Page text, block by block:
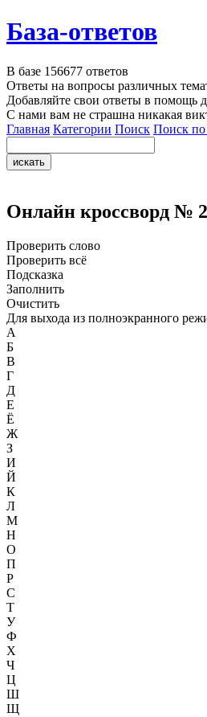
База-ответов
В базе 156677 ответов
Ответы на вопросы различных
Добавляйте свои ответы в помощь
С нами вам не страшна никакая
Главная Категории Поиск Поиск по
Онлайн кроссворд №
Проверить слово
Проверить всё
Подсказка
Заполнить
Очистить
Для выхода из полноэкранного
А
Б
В
Г
Д
Е
Ё
Ж
З
И
Й
К
Л
М
Н
О
П
Р
С
Т
У
Ф
Х
Ч
Ц
Ш
Щ